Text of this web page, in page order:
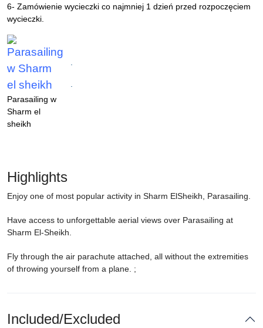
6- Zamówienie wycieczki co najmniej 1 dzień przed rozpoczęciem
wycieczki.
Parasailing w
Sharm el
sheikh
Highlights
Enjoy one of most popular activity in Sharm ElSheikh, Parasailing.
Have access to unforgettable aerial views over Parasailing at
Sharm El-Sheikh.
Fly through the air parachute attached, all without the extremities
of throwing yourself from a plane. ;
Included/Excluded